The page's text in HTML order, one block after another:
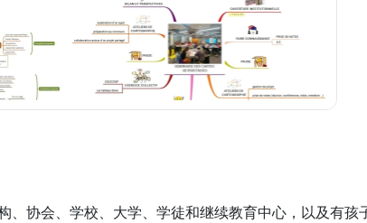
、协会、学校、大学、学徒和继续教育中心，以及有